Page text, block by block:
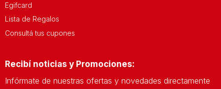
Egifcard
Lista de Regalos
Consultá tus cupones
Recibí noticias y Promociones:
Infórmate de nuestras ofertas y novedades directamente